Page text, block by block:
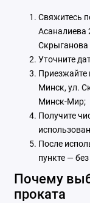
Свяжитесь
Асаналиева
Скрыганова
Уточните
Приезжайте
Минск, ул.
Минск-Мир;
Получите
После
пункте —
Почему
проката